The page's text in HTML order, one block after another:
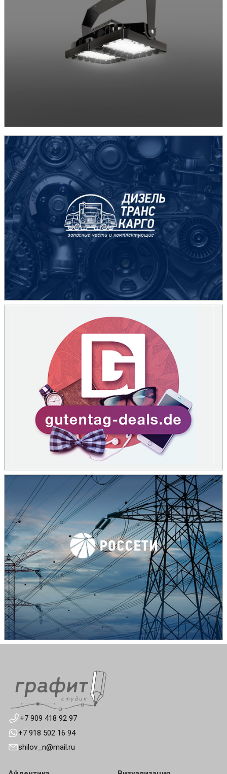
+7 909 418 92 97
+7 918 502 16 94
shilov_n@mail.ru